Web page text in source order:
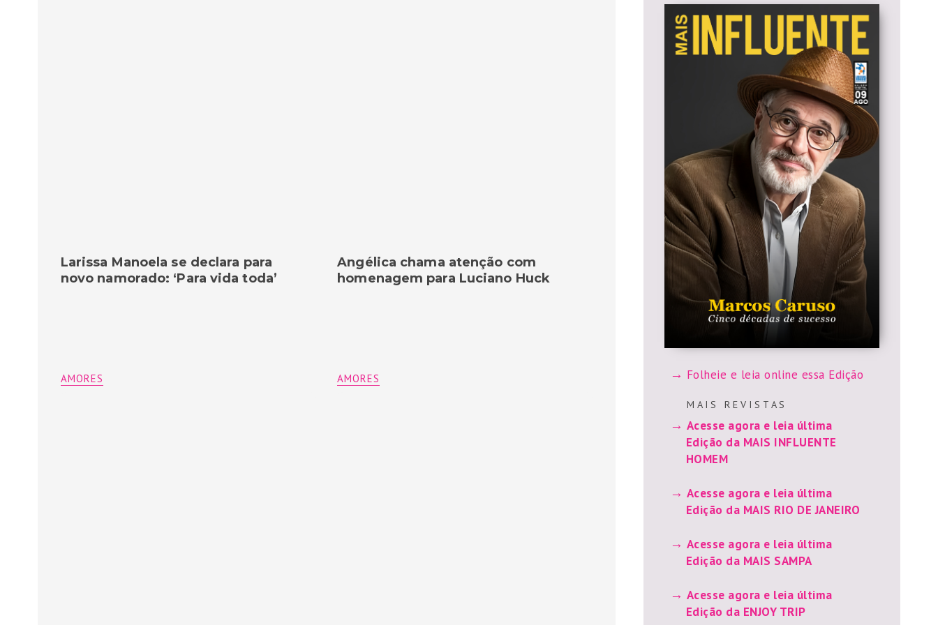
Angélica chama atenção com
homenagem para Luciano Huck
Larissa Manoela se declara para
novo namorado: ‘Para vida toda’
AMORES
AMORES Folheie e leia online essa Edição
M A I S R E V I S T A S
Acesse agora e leia última
Edição da MAIS INFLUENTE
HOMEM
Acesse agora e leia última
Edição da MAIS RIO DE JANEIRO
Acesse agora e leia última
Edição da MAIS SAMPA
Acesse agora e leia última
Edição da ENJOY TRIP